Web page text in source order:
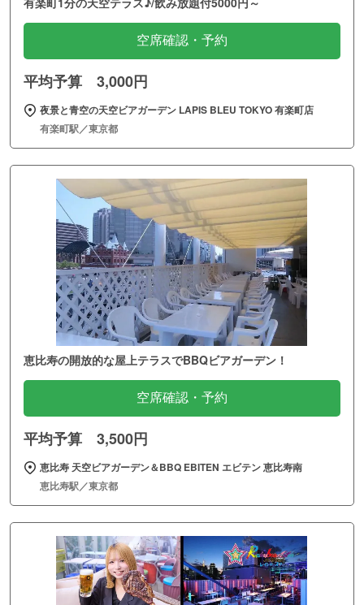
空席確認・予約
平均予算 3,000円
夜景と青空の天空ビアガーデン LAPIS BLEU TOKYO 有楽町店
有楽町駅／東京都
恵比寿の開放的な屋上テラスでBBQビアガーデン！
空席確認・予約
平均予算 3,500円
恵比寿 天空ビアガーデン＆BBQ EBITEN エビテン 恵比寿南
恵比寿駅／東京都